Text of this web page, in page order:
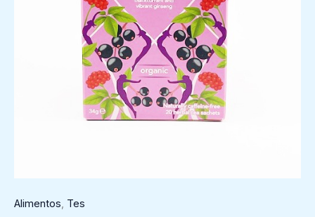
Alimentos, Tes